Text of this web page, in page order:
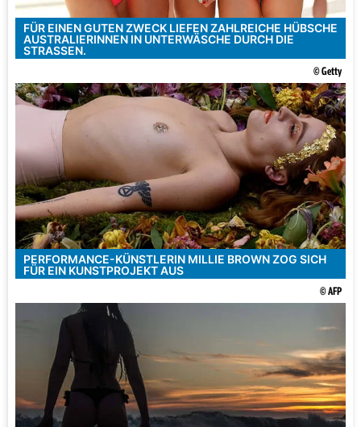
FÜR EINEN GUTEN ZWECK LIEFEN ZAHLREICHE HÜBSCHE
AUSTRALIERINNEN IN UNTERWÄSCHE DURCH DIE
STRASSEN.
© Getty
PERFORMANCE-KÜNSTLERIN MILLIE BROWN ZOG SICH
FÜR EIN KUNSTPROJEKT AUS
© AFP